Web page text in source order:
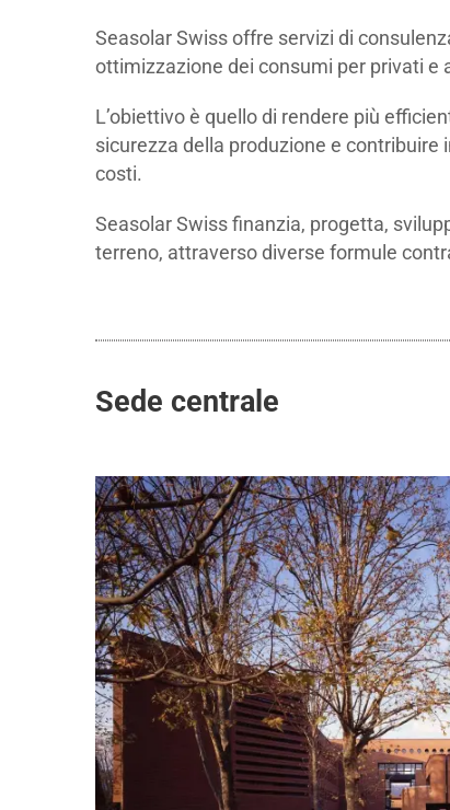
Seasolar Swiss offre servizi di
ottimizzazione dei consumi per privati ​​e
L’obiettivo è quello di rendere più
sicurezza della produzione e
costi.
Seasolar Swiss finanzia, progetta,
terreno, attraverso diverse formule
Sede centrale